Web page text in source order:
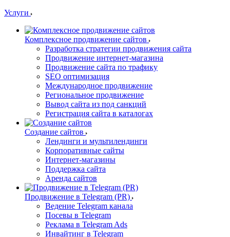
Услуги
Комплексное продвижение сайтов
Разработка стратегии продвижения сайта
Продвижение интернет-магазина
Продвижение сайта по трафику
SEO оптимизация
Международное продвижение
Региональное продвижение
Вывод сайта из под санкций
Регистрация сайта в каталогах
Создание сайтов
Лендинги и мультилендинги
Корпоративные сайты
Интернет-магазины
Поддержка сайта
Аренда сайтов
Продвижение в Telegram (PR)
Ведение Telegram канала
Посевы в Telegram
Реклама в Telegram Ads
Инвайтинг в Telegram